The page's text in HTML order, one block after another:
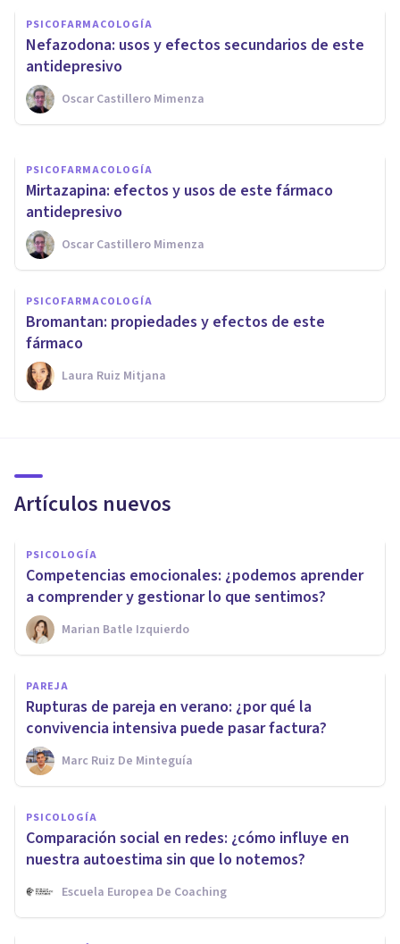
PSICOFARMACOLOGÍA
Nefazodona: usos y efectos secundarios de este
antidepresivo
Oscar Castillero Mimenza
Midazolam: usos y efectos
secundarios de este ansiolítico
Oscar Castillero Mimenza
PSICOFARMACOLOGÍA
Mirtazapina: efectos y usos de este fármaco
antidepresivo
Oscar Castillero Mimenza
PSICOFARMACOLOGÍA
Bromantan: propiedades y efectos de este
fármaco
Laura Ruiz Mitjana
Artículos nuevos
PSICOLOGÍA
Competencias emocionales: ¿podemos aprender
a comprender y gestionar lo que sentimos?
Marian Batle Izquierdo
PAREJA
Rupturas de pareja en verano: ¿por qué la
convivencia intensiva puede pasar factura?
Marc Ruiz De Minteguía
PSICOLOGÍA
Comparación social en redes: ¿cómo influye en
nuestra autoestima sin que lo notemos?
Escuela Europea De Coaching